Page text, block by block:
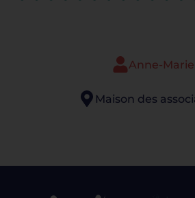
Anne-Marie
Maison des